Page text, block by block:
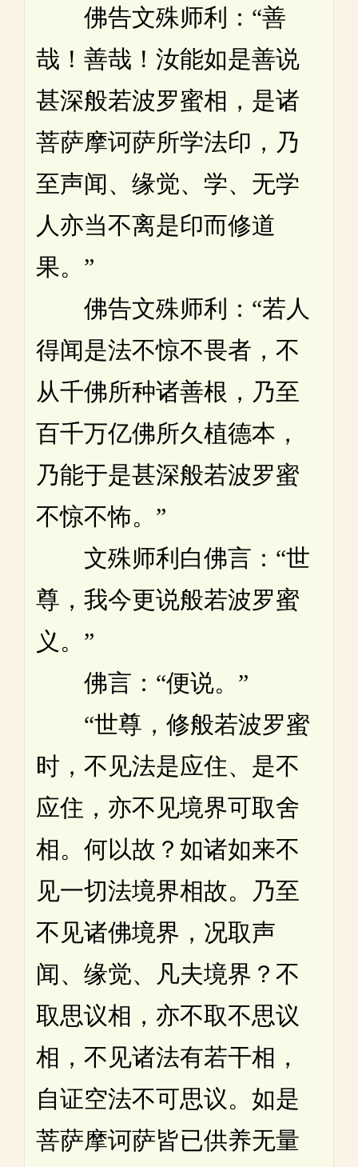
佛告文殊师利：“善
哉！善哉！汝能如是善说
甚深般若波罗蜜相，是诸
菩萨摩诃萨所学法印，乃
至声闻、缘觉、学、无学
人亦当不离是印而修道
果。”
佛告文殊师利：“若人
得闻是法不惊不畏者，不
从千佛所种诸善根，乃至
百千万亿佛所久植德本，
乃能于是甚深般若波罗蜜
不惊不怖。”
文殊师利白佛言：“世
尊，我今更说般若波罗蜜
义。”
佛言：“便说。”
“世尊，修般若波罗蜜
时，不见法是应住、是不
应住，亦不见境界可取舍
相。何以故？如诸如来不
见一切法境界相故。乃至
不见诸佛境界，况取声
闻、缘觉、凡夫境界？不
取思议相，亦不取不思议
相，不见诸法有若干相，
自证空法不可思议。如是
菩萨摩诃萨皆已供养无量